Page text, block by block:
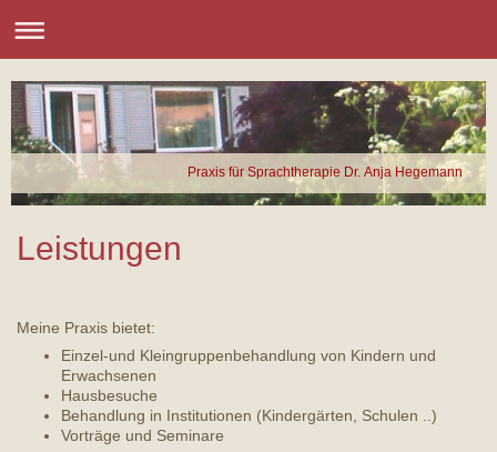
Praxis für Sprachtherapie Dr. Anja Hegemann
Leistungen
Meine Praxis bietet:
Einzel-und Kleingruppenbehandlung von Kindern und
Erwachsenen
Hausbesuche
Behandlung in Institutionen (Kindergärten, Schulen ..)
Vorträge und Seminare